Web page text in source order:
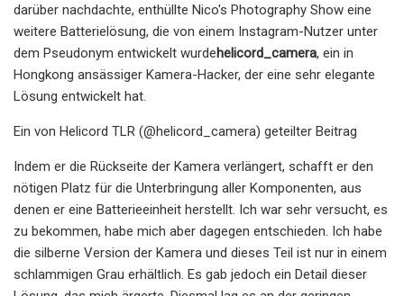
darüber nachdachte, enthüllte Nico's Photography Show eine
weitere Batterielösung, die von einem Instagram-Nutzer unter
dem Pseudonym entwickelt wurdehelicord_camera, ein in
Hongkong ansässiger Kamera-Hacker, der eine sehr elegante
Lösung entwickelt hat.
Ein von Helicord TLR (@helicord_camera) geteilter Beitrag
Indem er die Rückseite der Kamera verlängert, schafft er den
nötigen Platz für die Unterbringung aller Komponenten, aus
denen er eine Batterieeinheit herstellt. Ich war sehr versucht, es
zu bekommen, habe mich aber dagegen entschieden. Ich habe
die silberne Version der Kamera und dieses Teil ist nur in einem
schlammigen Grau erhältlich. Es gab jedoch ein Detail dieser